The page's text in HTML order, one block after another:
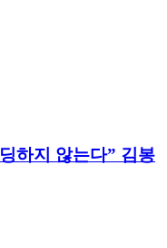
하지 않는다” 김봉